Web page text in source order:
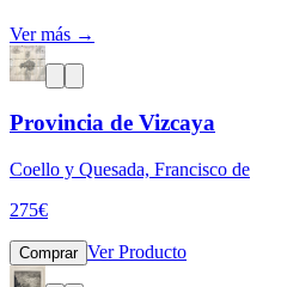
Ver más →
Provincia de Vizcaya
Coello y Quesada, Francisco de
275€
Comprar Ver Producto